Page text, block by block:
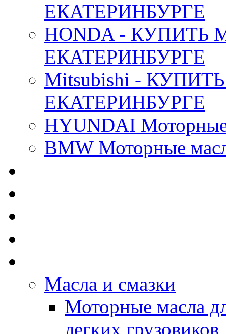
ЕКАТЕРИНБУРГЕ
HONDA -
ЕКАТЕРИНБУРГЕ
Mitsubishi -
ЕКАТЕРИНБУРГЕ
HYUNDAI
BMW Моторные
Масла и смазки
Моторные масла
легких грузовиков